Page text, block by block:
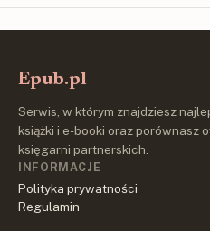
Epub.pl
Serwis, w którym znajdziesz
książki i e-booki oraz porównasz
księgarni partnerskich.
INFORMACJE
Polityka prywatności
Regulamin